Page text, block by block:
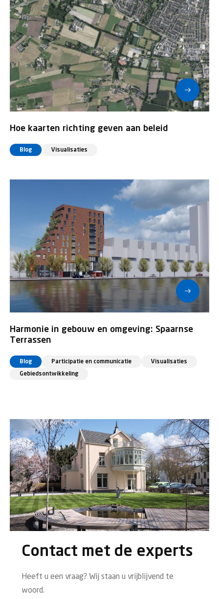
Hoe kaarten richting geven aan beleid
Blog Visualisaties
Harmonie in gebouw en omgeving: Spaarnse
Terrassen
Blog Participatie en communicatie Visualisaties
Gebiedsontwikkeling
Contact met de experts
Heeft u een vraag? Wij staan u vrijblijvend te
woord.